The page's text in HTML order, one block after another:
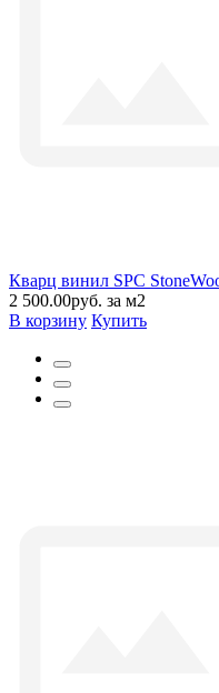
Кварц винил SPC
2 500.00руб. за м2
В корзину Купить